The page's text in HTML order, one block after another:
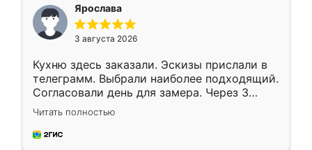
Ярослава
3 августа 2026
Кухню здесь заказали. Эскизы прислали в
телеграмм. Выбрали наиболее подходящий.
Согласовали день для замера. Через 3
недели кухня была уже готова. Остались
довольны работой. Спасибо Ренессанс
мебель за качественную работу!
Читать полностью